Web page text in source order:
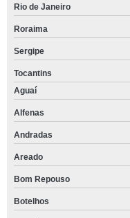
Rio de Janeiro
Roraima
Sergipe
Tocantins
Aguaí
Alfenas
Andradas
Areado
Bom Repouso
Botelhos